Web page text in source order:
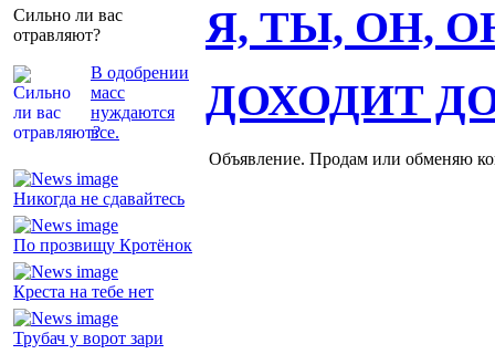
Сильно ли вас
отравляют?
В одобрении
масс
нуждаются
все.
Я, ТЫ, ОН,
Никогда не сдавайтесь
По прозвищу Кротёнок
Креста на тебе нет
Трубач у ворот зари
ДОХОДИТ
Объявление. Продам или обменяю